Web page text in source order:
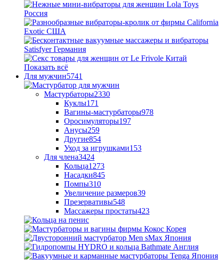
Показать всё
Для мужчин5741
Мастурбаторы2330
Куклы171
Вагины-мастурбаторы978
Оросимуляторы197
Анусы259
Другие854
Уход за игрушками153
Для члена3424
Кольца1273
Насадки845
Помпы310
Увеличение размеров39
Презервативы548
Массажеры простаты423